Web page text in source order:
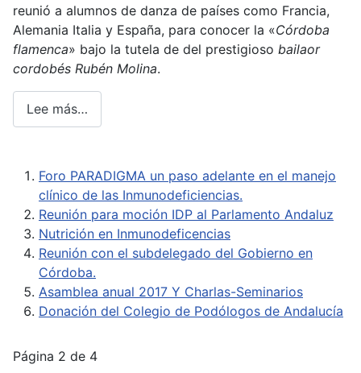
reunió a alumnos de danza de países como Francia,
Alemania Italia y España, para conocer la «Córdoba
flamenca» bajo la tutela de del prestigioso bailaor
cordobés Rubén Molina.
Lee más…
Foro PARADIGMA un paso adelante en el manejo
clínico de las Inmunodeficiencias.
Reunión para moción IDP al Parlamento Andaluz
Nutrición en Inmunodeficencias
Reunión con el subdelegado del Gobierno en
Córdoba.
Asamblea anual 2017 Y Charlas-Seminarios
Donación del Colegio de Podólogos de Andalucía
Página 2 de 4